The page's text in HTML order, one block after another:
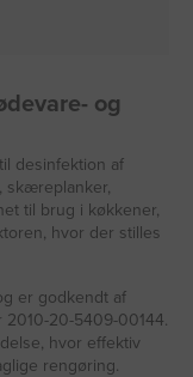
og
desinfektion af
skæreplanker,
til brug i køkkener,
hvor der stilles
er godkendt af
20-5409-00144.
hvor effektiv
rengøring.